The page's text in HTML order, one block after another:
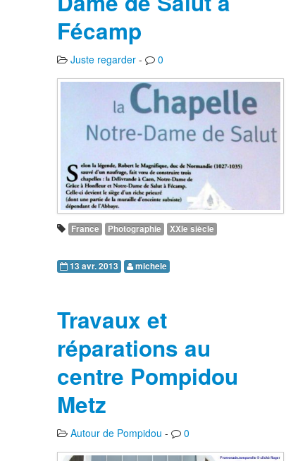
Fécamp
Juste regarder- 0
France Photographie XXIe siècle
13 avr. 2013 michele
Travaux et
réparations au
centre Pompidou
Metz
Autour de Pompidou - 0